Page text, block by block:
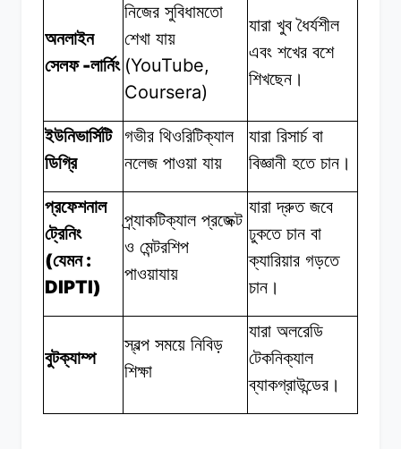
অনলাইন
সেলফ-লার্নিং
নিজের সুবিধামতো
শেখা যায়
(YouTube,
Coursera)
যারা খুব ধৈর্যশীল
এবং শখের বশে
শিখছেন।
ইউনিভার্সিটি
ডিগ্রি
গভীর থিওরিটিক্যাল
নলেজ পাওয়া যায়
যারা রিসার্চ বা
বিজ্ঞানী হতে চান।
প্রফেশনাল
ট্রেনিং
(যেমন:
DIPTI)
প্র্যাকটিক্যাল প্রজেক্ট
ও মেন্টরশিপ
পাওয়াযায়
যারা দ্রুত জবে
ঢুকতে চান বা
ক্যারিয়ার গড়তে
চান।
বুটক্যাম্প
স্বল্প সময়ে নিবিড়
শিক্ষা
যারা অলরেডি
টেকনিক্যাল
ব্যাকগ্রাউন্ডের।